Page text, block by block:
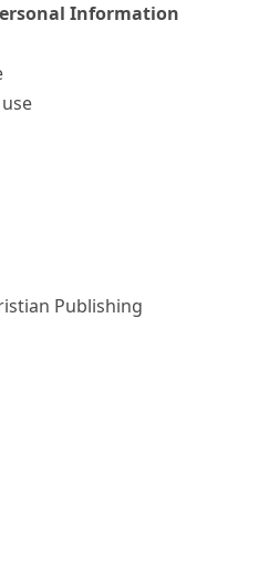
Information
Publishing